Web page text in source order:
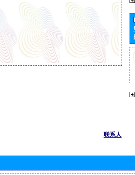
联系人